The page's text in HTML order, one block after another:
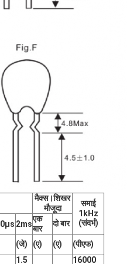
मैक्स।शिखर
मौजूदा
समाई
1kHz
(संदर्भ)
2ms
एक
बार
दो बार
(जे) (ए) (ए)
(पीएफ)
1.5
16000